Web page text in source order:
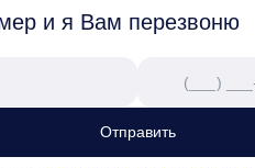
и я Вам перезвоню
Отправить